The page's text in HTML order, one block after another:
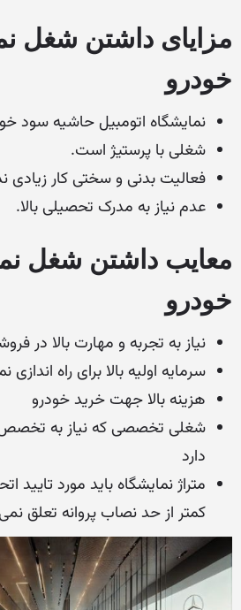
مزایای داشتن شغل
خودرو
نمایشگاه اتومبیل حاشیه سود
شغلی با پرستیژ است.
فعالیت بدنی و سختی کار زیادی
عدم نیاز به مدرک تحصیلی بالا.
معایب داشتن شغل
خودرو
نیاز به تجربه و مهارت بالا در
سرمایه اولیه بالا برای راه اندازی
هزینه بالا جهت خرید خودرو
شغلی تخصصی که نیاز به تخصص
دارد
متراژ نمایشگاه باید مورد تایید
کمتر از حد نصاب پروانه تعلق